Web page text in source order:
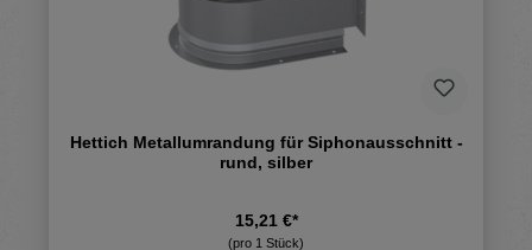
Hettich Metallumrandung für Siphonausschnitt -
rund, silber
15,21 €*
(pro 1 Stück)